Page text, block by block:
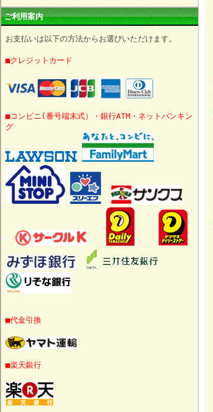
ご利用案内
お支払いは以下の方法からお選びいただけます。
■クレジットカード
■コンビニ(番号端末式）・銀行ATM・ネットバンキン
グ
■代金引換
■楽天銀行